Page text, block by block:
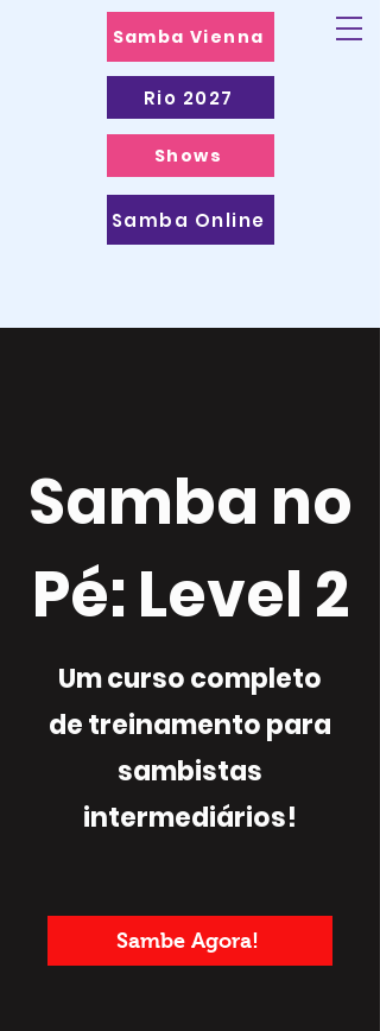
Samba Vienna
Samba Online
Shows
Rio 2027
Samba no
Pé: Level 2
Um curso completo
de treinamento para
sambistas
intermediários!
Sambe Agora!